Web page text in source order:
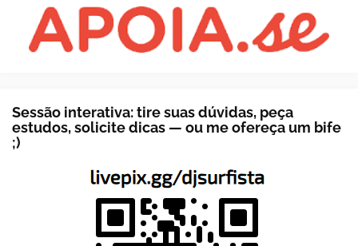
Sessão interativa: tire suas dúvidas, peça
estudos, solicite dicas — ou me ofereça um bife
;)